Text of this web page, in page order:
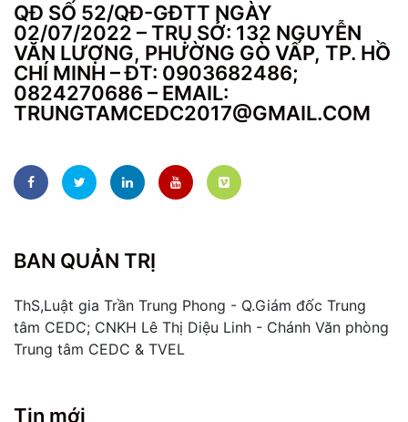
QĐ SỐ 52/QĐ-GĐTT NGÀY
02/07/2022 – TRỤ SỞ: 132 NGUYỄN
VĂN LƯỢNG, PHƯỜNG GÒ VẤP, TP. HỒ
CHÍ MINH – ĐT: 0903682486;
0824270686 – EMAIL:
TRUNGTAMCEDC2017@GMAIL.COM
BAN QUẢN TRỊ
ThS,Luật gia Trần Trung Phong - Q.Giám đốc Trung
tâm CEDC; CNKH Lê Thị Diệu Linh - Chánh Văn phòng
Trung tâm CEDC & TVEL
Tin mới